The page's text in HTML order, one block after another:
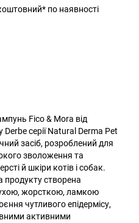
по наявності
Fico & Mora від
Derbe серії Natural Derma Pet
засіб, розроблений для
зволоження та
й шкіри котів і собак.
створена
жорсткою, ламкою
чутливого епідермісу,
активними